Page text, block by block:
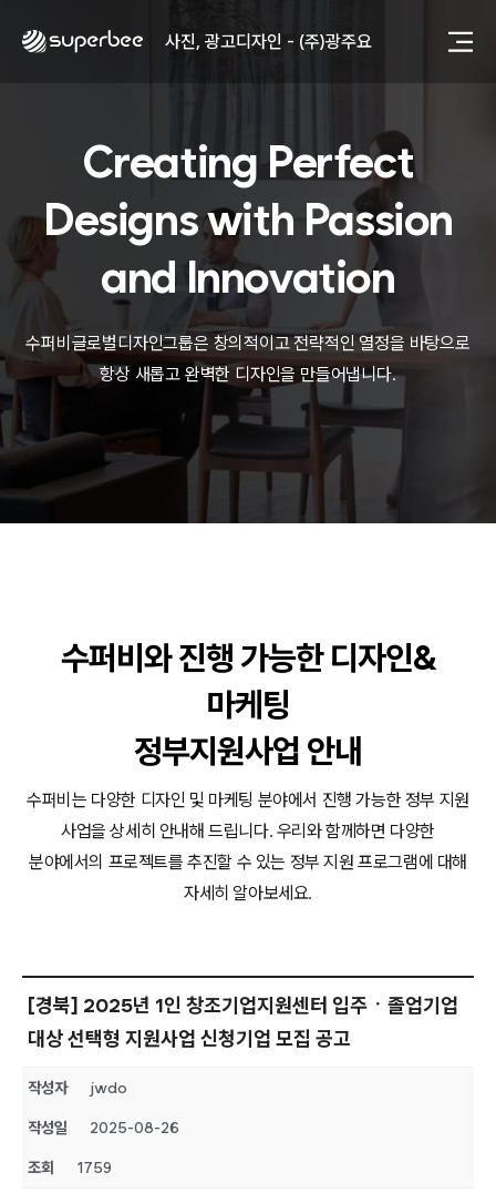
웹사이트 - (주)세스코
동영상, 카탈로그 - 피자마루
웹사이트 - 백조씽크
사진, 광고디자인 - 중외제약
패키지, 디자인 - 고려은단
동영상 - (주)듀오백
동영상 - ㈜고피자
동영상 - 모모스커피㈜
동영상 - 삼양홀딩스
동영상 - 킷캣
사진, 광고디자인 - (주)화요
사진, 광고디자인 - (주)광주요
웹사이트 - (주)세스코
제품디자인 - 삼성전자㈜
동영상, 홈페이지 - (주)분독
동영상 - (주)듀오백
동영상 - ㈜고피자
동영상 - 모모스커피㈜
동영상 - 삼양홀딩스
동영상 - 킷캣
Creating Perfect
Designs with Passion
and Innovation
수퍼비글로벌디자인그룹은 창의적이고 전략적인 열정을 바탕으로
항상 새롭고 완벽한 디자인을 만들어냅니다.
수퍼비와 진행 가능한 디자인&
마케팅
정부지원사업 안내
수퍼비는 다양한 디자인 및 마케팅 분야에서 진행 가능한 정부 지원
사업을 상세히 안내해 드립니다. 우리와 함께하면 다양한
분야에서의 프로젝트를 추진할 수 있는 정부 지원 프로그램에 대해
자세히 알아보세요.
[경북] 2025년 1인 창조기업지원센터 입주ㆍ졸업기업
대상 선택형 지원사업 신청기업 모집 공고
작성자 jwdo
작성일 2025-08-26
조회 1759